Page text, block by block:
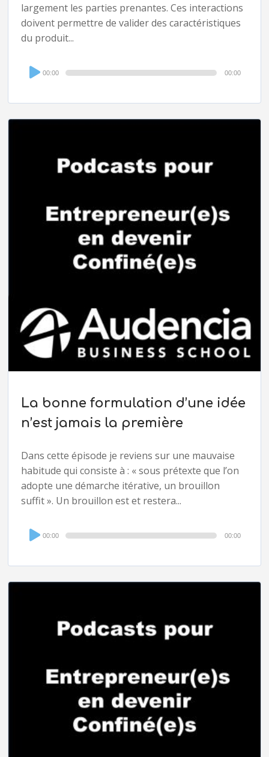
largement les parties prenantes. Ces interactions
doivent permettre de valider des caractéristiques
du produit...
Audio
Player
00:00 00:00
La bonne formulation d’une idée
n’est jamais la première
Dans cette épisode je reviens sur une mauvaise
habitude qui consiste à : « sous prétexte que l’on
adopte une démarche itérative, un brouillon
suffit ». Un brouillon est et restera...
Audio
Player
00:00 00:00